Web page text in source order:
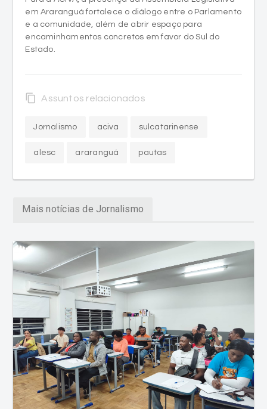
em Araranguá fortalece o diálogo entre o Parlamento
e a comunidade, além de abrir espaço para
encaminhamentos concretos em favor do Sul do
Estado.
content_copy Assuntos relacionados
Jornalismo aciva sulcatarinense
alesc araranguá pautas
Mais notícias de Jornalismo